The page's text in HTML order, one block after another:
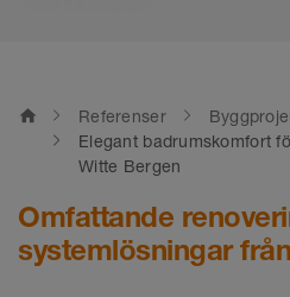
home Referenser
Elegant badrumskomfort
Witte Bergen
Omfattande
systemlösningar